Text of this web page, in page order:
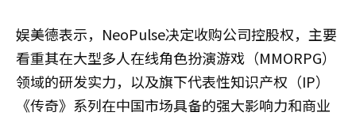
娱美德表示，NeoPulse决定收购公司控股权，主要
看重其在大型多人在线角色扮演游戏（MMORPG）
领域的研发实力，以及旗下代表性知识产权（IP）
《传奇》系列在中国市场具备的强大影响力和商业